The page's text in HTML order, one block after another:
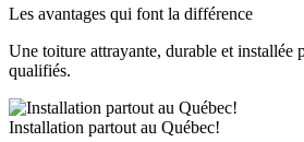
Les avantages qui font la différence
Une toiture attrayante, durable et installée
qualifiés.
Installation partout au Québec!